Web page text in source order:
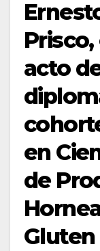
acto
en
de
Gluten